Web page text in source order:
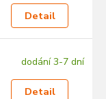
Detail
dodání 3-7 dní
Detail